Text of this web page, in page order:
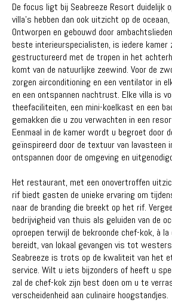
De focus ligt bij Seabreeze Resort duidelijk
villa's hebben dan ook uitzicht op de
Ontworpen en gebouwd door
beste interieurspecialisten, is iedere kamer
gestructureerd met de tropen in het
komt van de natuurlijke zeewind. Voor de
zorgen airconditioning en een ventilator in
en een ontspannen nachtrust. Elke villa is
theefaciliteiten, een mini-koelkast en een
gemakken die u zou verwachten in een
Eenmaal in de kamer wordt u begroet door
geïnspireerd door de textuur van lavasteen
ontspannen door de omgeving en
Het restaurant, met een onovertroffen
rif biedt gasten de unieke ervaring om
naar de branding die breekt op het rif.
bedrijvigheid van thuis als geluiden van de
oproepen terwijl de bekroonde chef-kok, à
bereidt, van lokaal gevangen vis tot
Seabreeze is trots op de kwaliteit van het
service. Wilt u iets bijzonders of heeft u
zal de chef-kok zijn best doen om u te
verscheidenheid aan culinaire hoogstandjes.